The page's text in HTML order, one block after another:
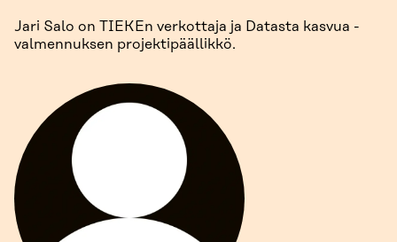
Jari Salo on TIEKEn verkottaja ja Datasta kasvua -
valmennuksen projektipäällikkö.